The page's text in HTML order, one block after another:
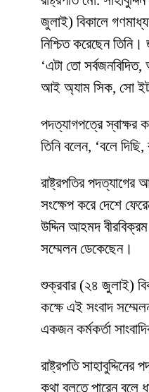
জুলাই) বিকালে
নিশ্চিত করেছেন তিনি।
‘এটা তো
আই অ্যাম সিক, সো
পদত্যাগপত্রে স্বাক্ষর
তিনি বলেন, ‘বলে
রাষ্ট্রপতির
সংক্ষেপ করে দেশে
উদ্দিন আহমদ
সম্মেলন ডেকেছেন।
শুক্রবার (২৪ জুলাই)
কক্ষে এই সংবাদ
একজন কর্মকর্তা
রাষ্ট্রপতি
কথা বলতে পারেন বলে